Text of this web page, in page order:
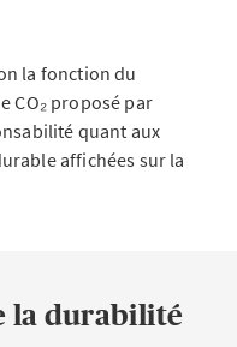
la fonction du
CO₂ proposé par
quant aux
affichées sur la
la durabilité